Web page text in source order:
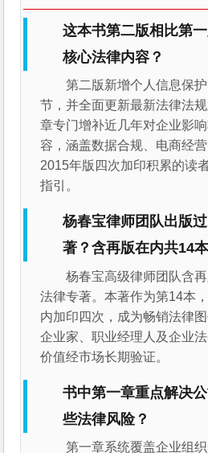
这本书第二版相比第
核心法律内容？
第二版新增个人信息保
节，并全面更新最新法律法
章专门增补近几年对企业影
容，涵盖数据合规、电商经
2015年版四次加印积累的读
指引。
杨春宝律师团队出版
著？含再版在内共14本
杨春宝高级律师团队含
法律专著。本著作为第14本
内加印四次，成为畅销法律图
企业家、职业经理人及企业
价值经市场长期验证。
书中第一章重点解决
些法律风险？
第一章系统覆盖企业组